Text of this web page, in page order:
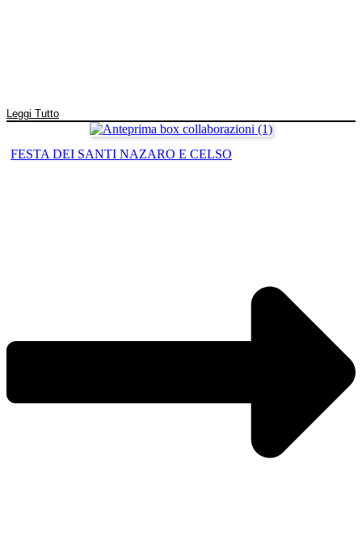
Leggi Tutto
FESTA DEI SANTI NAZARO E CELSO